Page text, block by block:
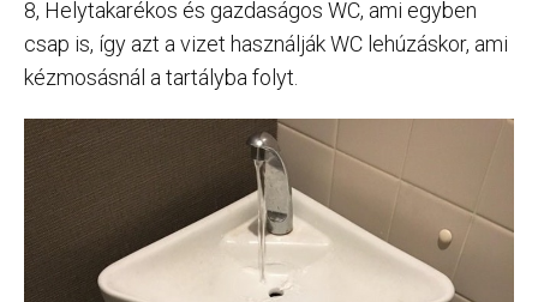
8, Helytakarékos és gazdaságos WC, ami egyben
csap is, így azt a vizet használják WC lehúzáskor, ami
kézmosásnál a tartályba folyt.